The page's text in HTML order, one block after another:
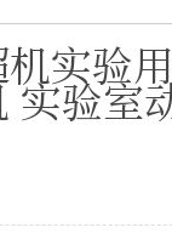
实验
实验室